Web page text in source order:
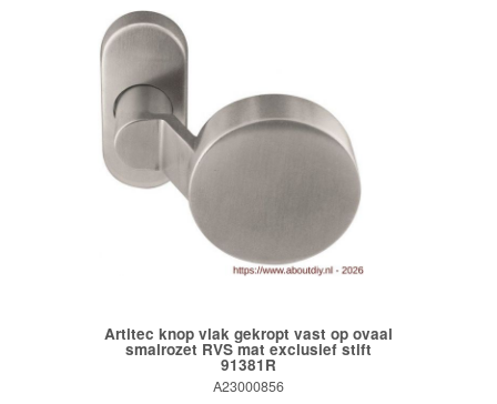
Artitec knop vlak gekropt vast op ovaal
smalrozet RVS mat exclusief stift
91381R
A23000856